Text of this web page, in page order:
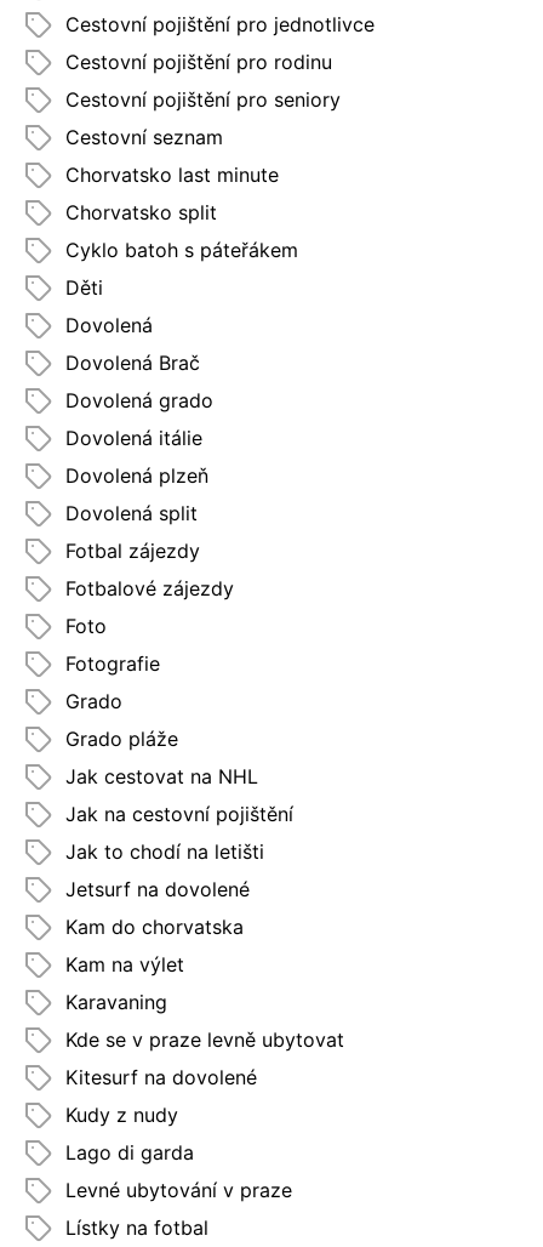
Cestovní pojištění pro jednotlivce
Cestovní pojištění pro rodinu
Cestovní pojištění pro seniory
Cestovní seznam
Chorvatsko last minute
Chorvatsko split
Cyklo batoh s páteřákem
Děti
Dovolená
Dovolená Brač
Dovolená grado
Dovolená itálie
Dovolená plzeň
Dovolená split
Fotbal zájezdy
Fotbalové zájezdy
Foto
Fotografie
Grado
Grado pláže
Jak cestovat na NHL
Jak na cestovní pojištění
Jak to chodí na letišti
Jetsurf na dovolené
Kam do chorvatska
Kam na výlet
Karavaning
Kde se v praze levně ubytovat
Kitesurf na dovolené
Kudy z nudy
Lago di garda
Levné ubytování v praze
Lístky na fotbal